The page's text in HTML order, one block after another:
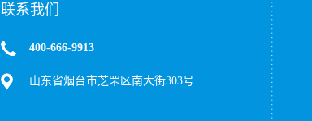
联系我们
400-666-9913
山东省烟台市芝罘区南大街303号